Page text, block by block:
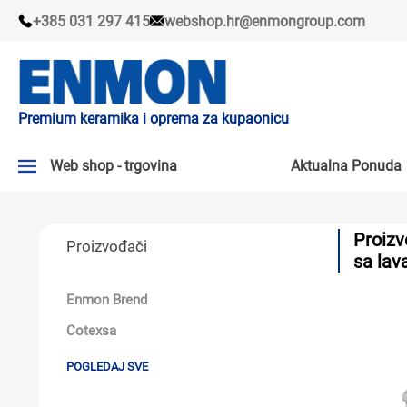
+385 031 297 415 webshop.hr@enmongroup.com
Premium keramika i oprema za kupaonicu
Web shop - trgovina
PLOČICE
KADE I KABINE
SANITARIJE
Aktualna Ponuda
sa
Proizvođači
Enmon Brend
Cotexsa
POGLEDAJ SVE